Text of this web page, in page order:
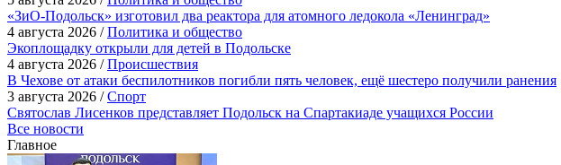
«ЗиО-Подольск» изготовил два реактора для атомного ледокола «Ленинград»
4 августа 2026 /Политика и общество
Экоплощадку открыли для детей в Подольске
4 августа 2026 /Происшествия
В Чехове от атаки беспилотников погибли пять человек, ещё шестеро получили ранения
3 августа 2026 /Спорт
Святослав Лисенков представляет Подольск на Спартакиаде учащихся России
Все новости
Главное